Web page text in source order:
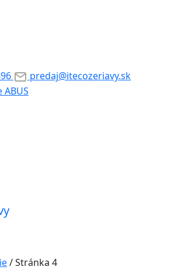
predaj@itecozeriavy.sk
ABUS
/Stránka 4